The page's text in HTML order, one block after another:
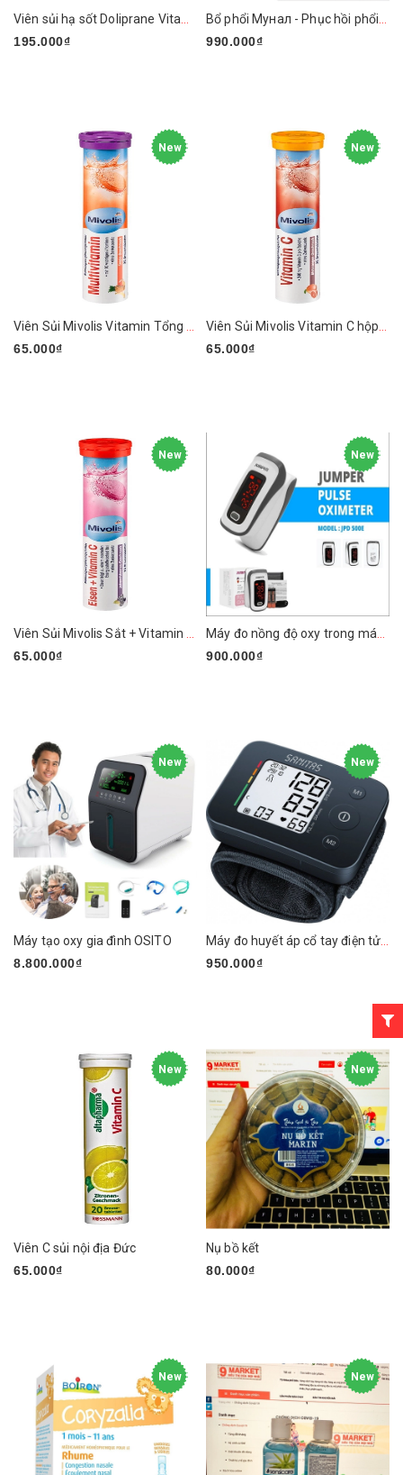
195.000₫
990.000₫
New
65.000₫
New
65.000₫
New
65.000₫
New
900.000₫
New
Máy tạo oxy gia đình OSITO
8.800.000₫
New
950.000₫
New
Viên C sủi nội địa Đức
65.000₫
New
Nụ bồ kết
80.000₫
New New